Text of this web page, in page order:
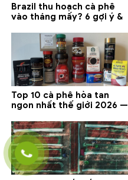
Brazil thu hoạch cà phê
vào tháng mấy? 6 gợi ý &
Top 10 cà phê hòa tan
ngon nhất thế giới 2026 —